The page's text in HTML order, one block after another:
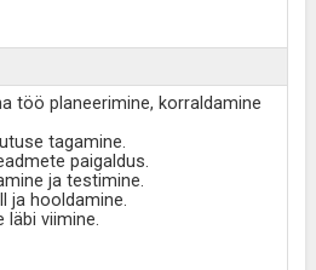
töö planeerimine, korraldamine
tagamine.
paigaldus.
ja testimine.
ja hooldamine.
läbi viimine.